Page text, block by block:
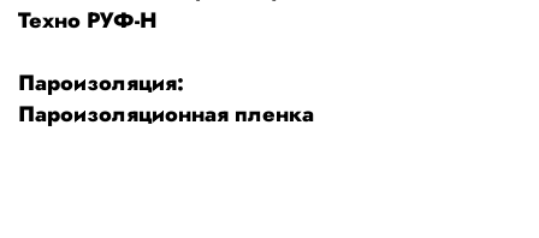
Техно РУФ-Н
Пароизоляция:
Пароизоляционная пленка